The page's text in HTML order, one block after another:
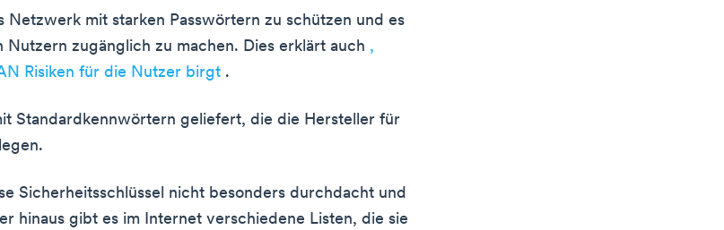
Netzwerk mit starken Passwörtern zu schützen und es
zugänglich zu machen. Dies erklärt auch ,
Risiken für die Nutzer birgt .
Standardkennwörtern geliefert, die die Hersteller für
Sicherheitsschlüssel nicht besonders durchdacht und
hinaus gibt es im Internet verschiedene Listen, die sie